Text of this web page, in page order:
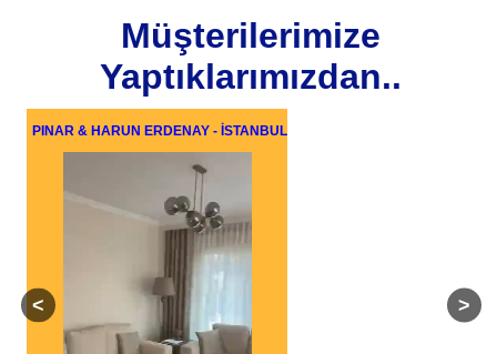
Müşterilerimize
Yaptıklarımızdan..
PINAR & HARUN ERDENAY - İSTANBUL